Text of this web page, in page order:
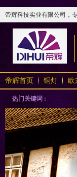
帝辉科技实业有限公司，
帝辉首页 铜灯 欧
热门关键词 :